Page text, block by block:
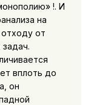
!. И
на
от
вплоть до
он